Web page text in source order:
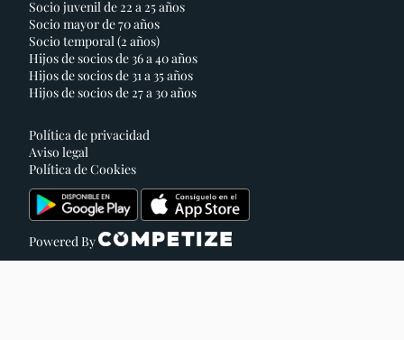
Socio juvenil de 22 a 25 años
Socio mayor de 70 años
Socio temporal (2 años)
Hijos de socios de 36 a 40 años
Hijos de socios de 31 a 35 años
Hijos de socios de 27 a 30 años
Política de privacidad
Aviso legal
Política de Cookies
Powered By